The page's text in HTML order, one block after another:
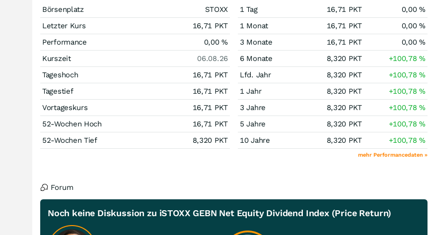
Börsenplatz
STOXX
Letzter Kurs
16,71 PKT
Performance
0,00%
Kurszeit
06.08.26
Tageshoch
16,71 PKT
Tagestief
16,71 PKT
Vortageskurs
16,71 PKT
52-Wochen Hoch
16,71 PKT
52-Wochen Tief
8,320 PKT
1 Tag 16,71 PKT 0,00%
1 Monat
16,71 PKT 0,00%
3 Monate
16,71 PKT 0,00%
6 Monate
8,320 PKT +100,78%
Lfd. Jahr
8,320 PKT +100,78%
1 Jahr
8,320 PKT +100,78%
3 Jahre
8,320 PKT +100,78%
5 Jahre
8,320 PKT +100,78%
10 Jahre
8,320 PKT +100,78%
mehr Performancedaten »
Forum
Noch keine Diskussion zu iSTOXX GEBN Net Equity Dividend Index (Price Return)